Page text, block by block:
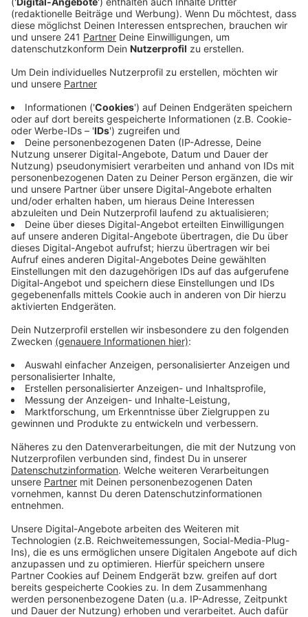
berichtet eine DWD-Meteorologin. Insgesamt war
die Unwetterlage im Kreis Euskirchen bisher
ruhiger, als vorhergesagt.
Anzeige
Bis 18 Uhr habe es fünf kleinere Unwetter-Einsätze im
Südkreis für die Feuerwehr gegeben, sagte ein Kreis-
Sprecher auf Radio Euskirchen Nachfrage. Für den
Kreis Euskirchen gab es zeitweise die
Unwetterwarnung vor extremem Gewitter, mit
Starkregen, Orkanböen und Hagelkörnern. Diese
Warnung wurde kurz vor 18 Uhr aufgehoben. Gewitter
können laut DWD aber noch bis zum Freitagabend
auftreten. Bis 20 Uhr wird auch noch vor möglichen
Sturmböen gewarnt.
Die angekündigte Unwetterlage hatte im Kreis
Euskirchen zu einem früheren Schulschluss und zu
abgesagten Veranstaltungen geführt. So hatte etwa
der Seepark Zülpich das Gelände ab dem
Freitagmittag geschlossen. Auch das geplante
Dankesfest am stark von der Flutkatastrophe im
Sommer getroffenen St. Angela Gymnasium in Bad
Münstereifel, mit dem Kölner Kardinal Woelki, wurde
abgesagt. Das Erzbistum hofft, zeitnah einen Ersatz-
Termin zu finden.
Anzeige
Anzeige